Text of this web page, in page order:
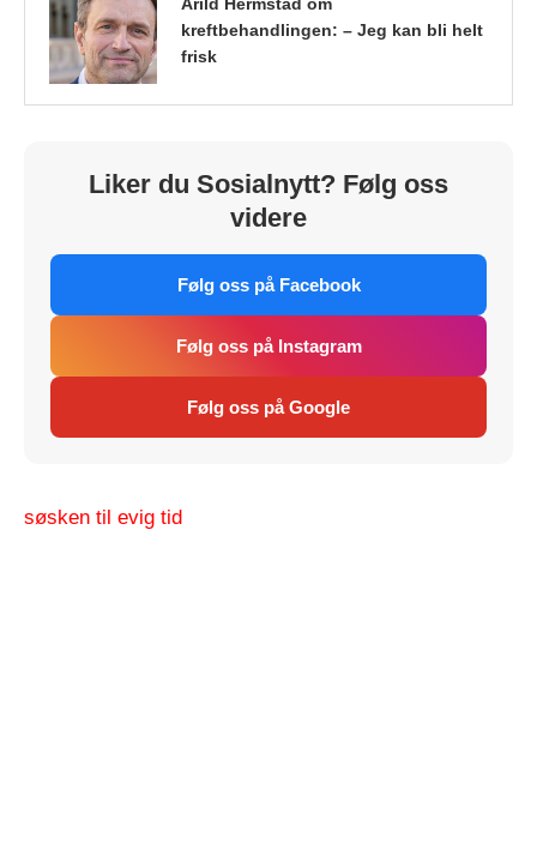
kreftbehandlingen: – Jeg kan bli helt
frisk
Liker du Sosialnytt? Følg oss
videre
Følg oss på Facebook
Følg oss på Instagram
Følg oss på Google
søsken til evig tid